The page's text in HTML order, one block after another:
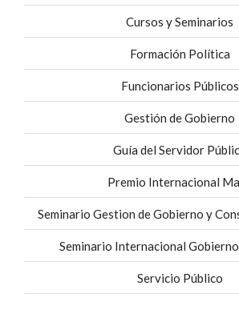
Cursos y Seminarios
Formación Política
Funcionarios Públicos
Gestión de Gobierno
Guía del Servidor
Premio Internacional
Seminario Gestion de Gobierno y
Seminario Internacional
Servicio Público